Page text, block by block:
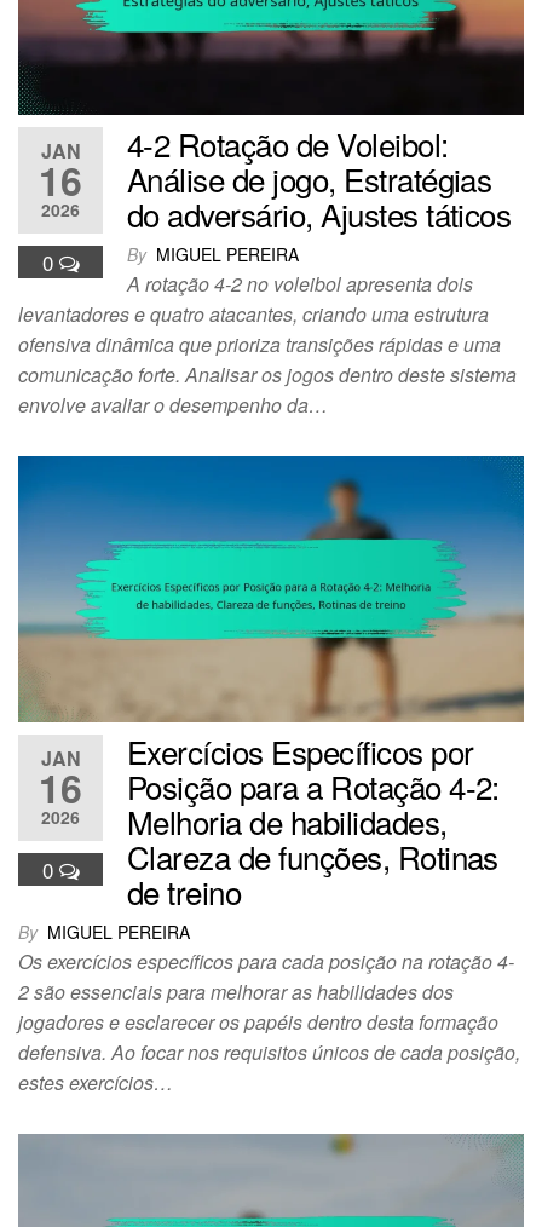
JAN
16
2026
0
4-2 Rotação de Voleibol:
Análise de jogo, Estratégias
do adversário, Ajustes táticos
By MIGUEL PEREIRA
A rotação 4-2 no voleibol apresenta dois
levantadores e quatro atacantes, criando uma estrutura
ofensiva dinâmica que prioriza transições rápidas e uma
comunicação forte. Analisar os jogos dentro deste sistema
envolve avaliar o desempenho da…
JAN
16
2026
0
Exercícios Específicos por
Posição para a Rotação 4-2:
Melhoria de habilidades,
Clareza de funções, Rotinas
de treino
By MIGUEL PEREIRA
Os exercícios específicos para cada posição na rotação 4-
2 são essenciais para melhorar as habilidades dos
jogadores e esclarecer os papéis dentro desta formação
defensiva. Ao focar nos requisitos únicos de cada posição,
estes exercícios…